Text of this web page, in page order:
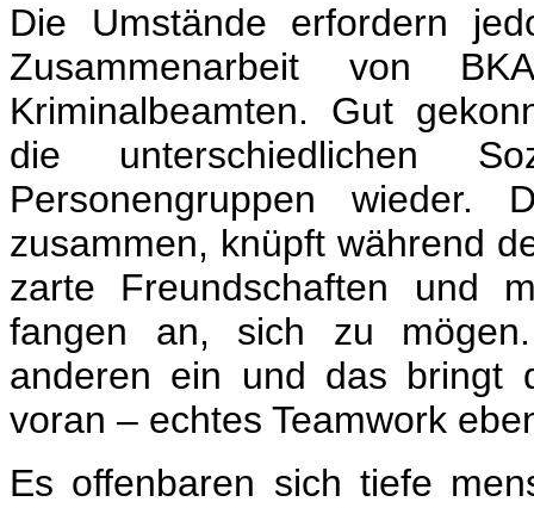
Die Umstände erfordern
Zusammenarbeit von
Kriminalbeamten. Gut
die unterschiedlichen
Personengruppen
zusammen, knüpft während
zarte Freundschaften und
fangen an, sich zu
anderen ein und das bringt
voran – echtes Teamwork
Es offenbaren sich tiefe